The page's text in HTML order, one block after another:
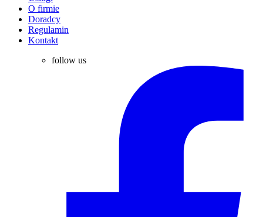
O firmie
Doradcy
Regulamin
Kontakt
follow us